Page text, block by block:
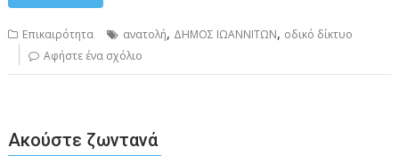
Επικαιρότητα ανατολή, ΔΗΜΟΣ ΙΩΑΝΝΙΤΩΝ, οδικό δίκτυο
Αφήστε ένα σχόλιο
Ακούστε ζωντανά